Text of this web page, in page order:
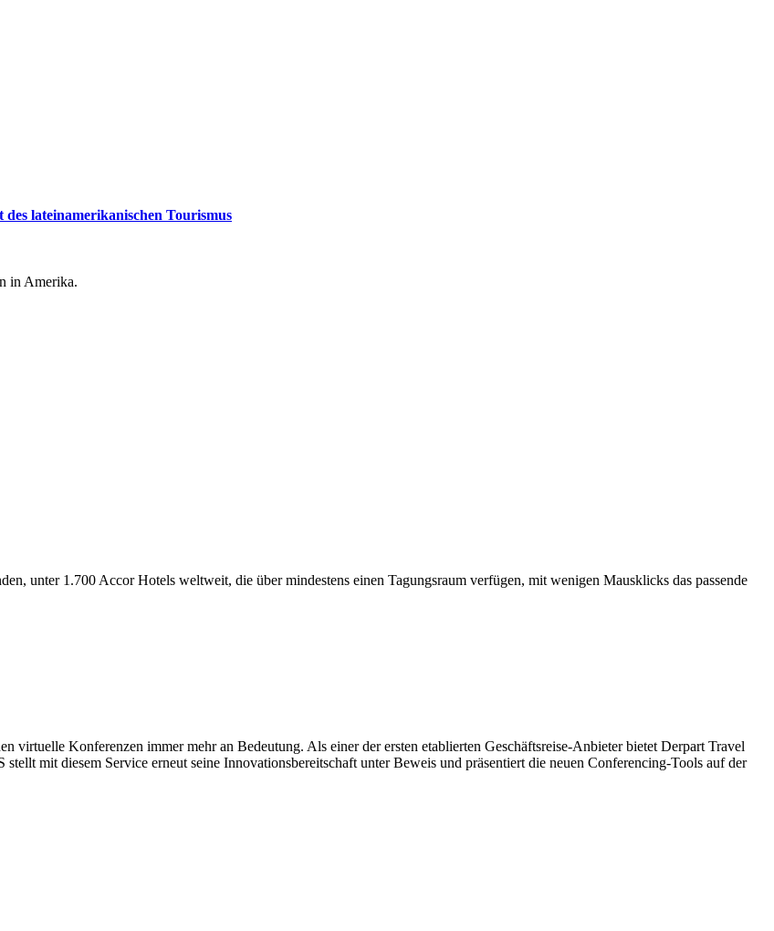
lateinamerikanischen Tourismus
in Amerika.
unter 1.700 Accor Hotels weltweit, die über mindestens einen Tagungsraum verfügen, mit wenigen Mausklicks das passende
virtuelle Konferenzen immer mehr an Bedeutung. Als einer der ersten etablierten Geschäftsreise-Anbieter bietet Derpart Travel
mit diesem Service erneut seine Innovationsbereitschaft unter Beweis und präsentiert die neuen Conferencing-Tools auf der